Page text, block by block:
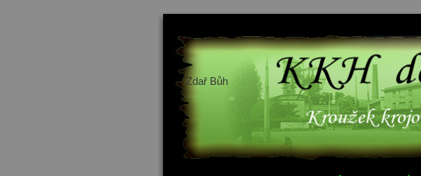
Zdař Bůh